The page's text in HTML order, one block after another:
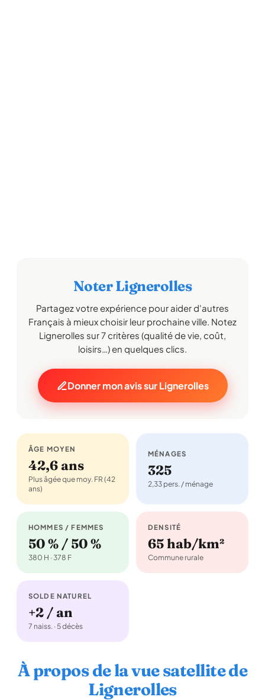
Noter Lignerolles
Partagez votre expérience pour aider d'autres
Français à mieux choisir leur prochaine ville. Notez
Lignerolles sur 7 critères (qualité de vie, coût,
loisirs…) en quelques clics.
Donner mon avis sur Lignerolles
ÂGE MOYEN
42,6 ans
Plus âgée que moy. FR (42
ans)
MÉNAGES
325
2,33 pers. / ménage
HOMMES / FEMMES
50 % / 50 %
380 H · 378 F
DENSITÉ
65 hab/km²
Commune rurale
SOLDE NATUREL
+2 / an
7 naiss. · 5 décès
À propos de la vue satellite de
Lignerolles